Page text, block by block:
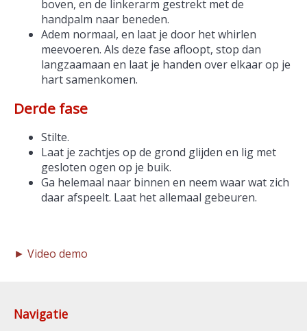
boven, en de linkerarm gestrekt met de
handpalm naar beneden.
Adem normaal, en laat je door het whirlen
meevoeren. Als deze fase afloopt, stop dan
langzaamaan en laat je handen over elkaar op je
hart samenkomen.
Derde fase
Stilte.
Laat je zachtjes op de grond glijden en lig met
gesloten ogen op je buik.
Ga helemaal naar binnen en neem waar wat zich
daar afspeelt. Laat het allemaal gebeuren.
► Video demo
Navigatie